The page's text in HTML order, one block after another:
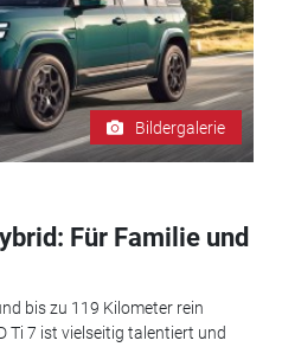
Bildergalerie
Für Familie und
bis zu 119 Kilometer rein
Ti 7 ist vielseitig talentiert und